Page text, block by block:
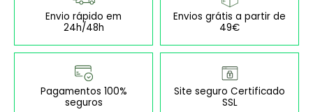
Envio rápido em
24h/48h
Envios grátis a partir de
49€
Pagamentos 100%
seguros
Site seguro Certificado
SSL